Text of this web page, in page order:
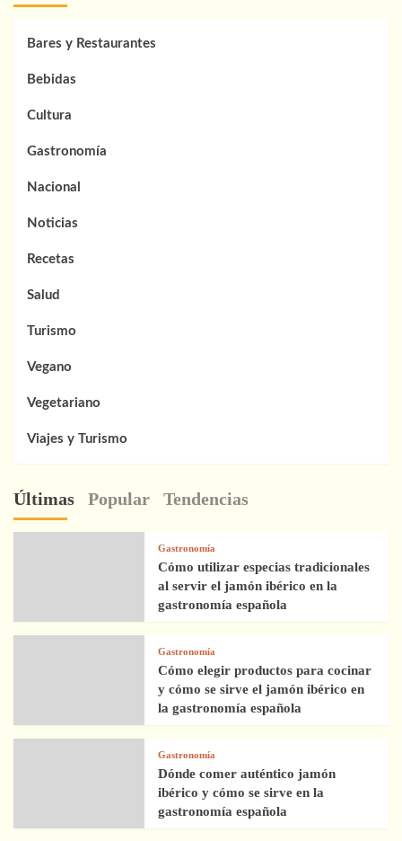
Bares y Restaurantes
Bebidas
Cultura
Gastronomía
Nacional
Noticias
Recetas
Salud
Turismo
Vegano
Vegetariano
Viajes y Turismo
Últimas Popular Tendencias
Gastronomía
Cómo utilizar especias tradicionales
al servir el jamón ibérico en la
gastronomía española
Gastronomía
Cómo elegir productos para cocinar
y cómo se sirve el jamón ibérico en
la gastronomía española
Gastronomía
Dónde comer auténtico jamón
ibérico y cómo se sirve en la
gastronomía española